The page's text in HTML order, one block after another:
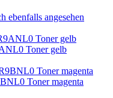
ebenfalls angesehen
Toner gelb
Toner magenta